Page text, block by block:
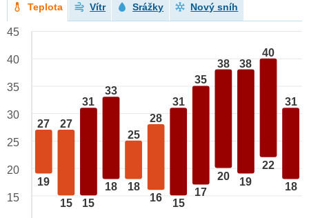
Teplota Vítr Srážky Nový sníh
27
19
27
15
31
15
33
18
25
18
28
16
31
15
35
17
38
20
38
19
40
22
31
18
45
40
35
30
25
20
15